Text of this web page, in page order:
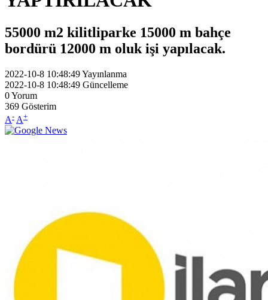
55000 m2 kilitliparke 15000 m bahçe
bordürü 12000 m oluk işi yapılacak.
2022-10-8 10:48:49Yayınlanma
2022-10-8 10:48:49 Güncelleme
0Yorum
369 Gösterim
A- A+